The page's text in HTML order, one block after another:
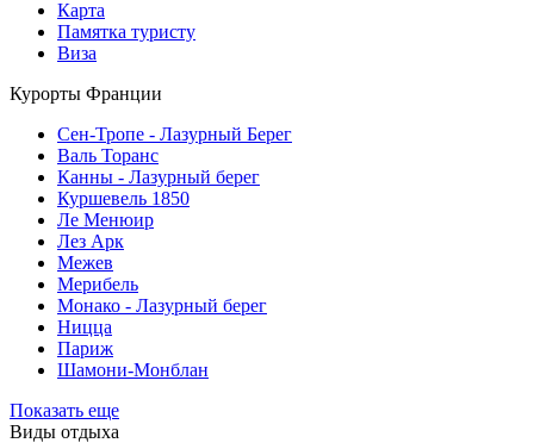
Карта
Памятка туристу
Виза
Курорты Франции
Cен-Тропе - Лазурный Берег
Валь Торанс
Канны - Лазурный берег
Куршевель 1850
Ле Менюир
Лез Арк
Межев
Мерибель
Монако - Лазурный берег
Ницца
Париж
Шамони-Монблан
Показать еще
Виды отдыха